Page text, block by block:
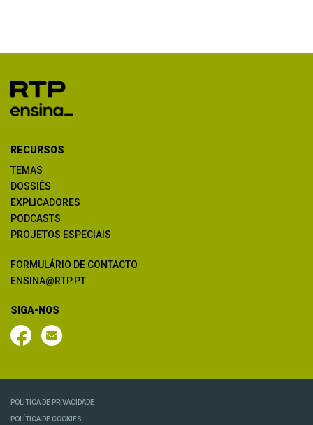
RECURSOS
TEMAS
DOSSIÊS
EXPLICADORES
PODCASTS
PROJETOS ESPECIAIS
FORMULÁRIO DE CONTACTO
ENSINA@RTP.PT
SIGA-NOS
POLÍTICA DE PRIVACIDADE
POLÍTICA DE COOKIES